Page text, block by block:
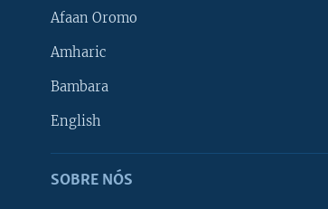
Afaan Oromo
Amharic
Bambara
English
SOBRE NÓS